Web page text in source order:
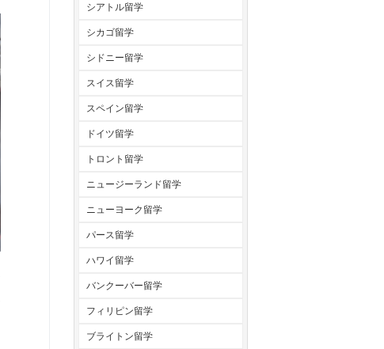
シアトル留学
シカゴ留学
シドニー留学
スイス留学
スペイン留学
ドイツ留学
トロント留学
ニュージーランド留学
ニューヨーク留学
パース留学
ハワイ留学
バンクーバー留学
フィリピン留学
ブライトン留学